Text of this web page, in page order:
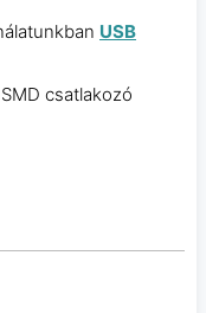
USB
csatlakozó